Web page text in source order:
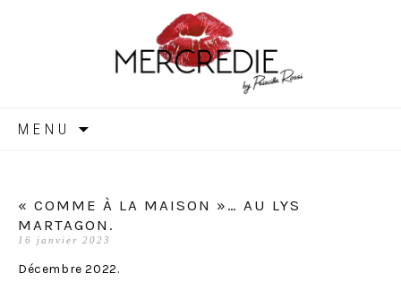
MERCREDIE
MENU
« COMME À LA MAISON »… AU LYS
MARTAGON.
16 janvier 2023
Décembre 2022.